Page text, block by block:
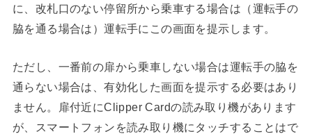
に、改札口のない停留所から乗車する場合は（運転手の
脇を通る場合は）運転手にこの画面を提示します。
ただし、一番前の扉から乗車しない場合は運転手の脇を
通らない場合は、有効化した画面を提示する必要はあり
ません。扉付近にClipper Cardの読み取り機があります
が、スマートフォンを読み取り機にタッチすることはで